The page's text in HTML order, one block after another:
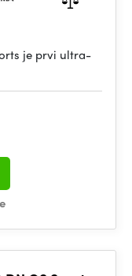
je prvi ultra-